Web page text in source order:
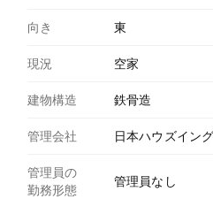
向き 東
現況 空家
建物構造 鉄骨造
管理会社 日本ハウズイング
管理員の
勤務形態
管理員なし